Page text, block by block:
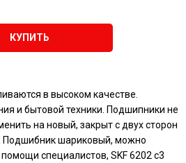
КУПИТЬ
в высоком качестве.
и бытовой техники. Подшипники не
на новый, закрыт с двух сторон
шариковый, можно
специалистов, SKF 6202 c3